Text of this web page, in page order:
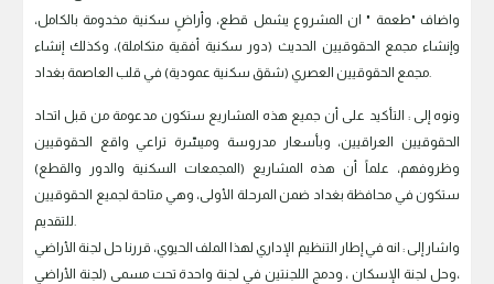
واضاف "طعمة " ان المشروع يشمل قطع، وأراضٍ سكنية مخدومة بالكامل،
وإنشاء مجمع الحقوقيين الحديث (دور سكنية أفقية متكاملة)، وكذلك إنشاء
مجمع الحقوقيين العصري (شقق سكنية عمودية) في قلب العاصمة بغداد.
ونوه إلى : التأكيد على أن جميع هذه المشاريع ستكون مدعومة من قبل اتحاد
الحقوقيين العراقيين، وبأسعار مدروسة وميسّرة تراعي واقع الحقوقيين
وظروفهم، علماً أن هذه المشاريع (المجمعات السكنية والدور والقطع)
ستكون في محافظة بغداد ضمن المرحلة الأولى، وهي متاحة لجميع الحقوقيين
للتقديم.
واشار إلى : انه في إطار التنظيم الإداري لهذا الملف الحيوي، قررنا حل لجنة الأراضي
،وحل لجنة الإسكان ، ودمج اللجنتين في لجنة واحدة تحت مسمى (لجنة الأراضي